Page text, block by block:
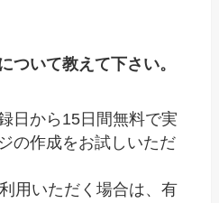
ついて教えて下さい。
日から15日間無料で実
の作成をお試しいただ
用いただく場合は、有